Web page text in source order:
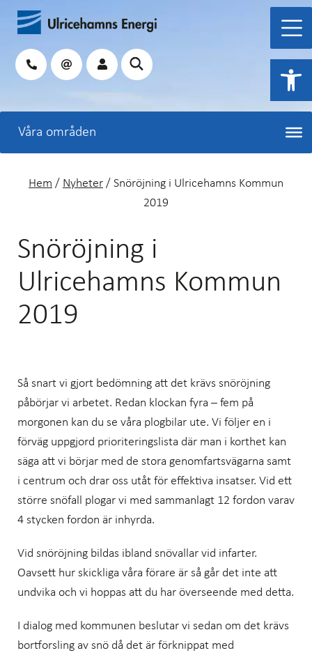
Hoppa
innehåll
Sök
Hem / Nyheter / Snöröjning i Ulricehamns Kommun
2019
Snöröjning i
Ulricehamns Kommun
2019
Så snart vi gjort bedömning att det krävs snöröjning
påbörjar vi arbetet. Redan klockan fyra – fem på
morgonen kan du se våra plogbilar ute. Vi följer en i
förväg uppgjord prioriteringslista där man i korthet kan
säga att vi börjar med de stora genomfartsvägarna samt
i centrum och drar oss utåt för effektiva insatser. Vid ett
större snöfall plogar vi med sammanlagt 12 fordon varav
4 stycken fordon är inhyrda.
Vid snöröjning bildas ibland snövallar vid infarter.
Oavsett hur skickliga våra förare är så går det inte att
undvika och vi hoppas att du har överseende med detta.
I dialog med kommunen beslutar vi sedan om det krävs
bortforsling av snö då det är förknippat med